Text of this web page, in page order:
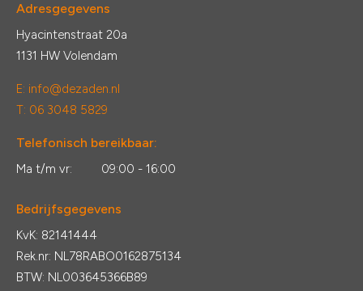
Adresgegevens
Hyacintenstraat 20a
1131 HW Volendam
E: info@dezaden.nl
T: 06 3048 5829
Telefonisch bereikbaar:
Ma t/m vr: 09:00 - 16:00
Bedrijfsgegevens
KvK: 82141444
Rek.nr: NL78RABO0162875134
BTW: NL003645366B89